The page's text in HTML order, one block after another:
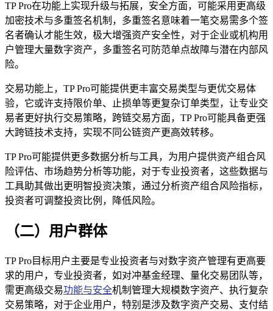
TP Pro在功能上实现升级与拓展，安全方面，可能采用更高级
加密技术与多重签名机制，多重签名意味着一笔交易需多个签
名者确认才能生效，极大增强资产安全性，对于企业或机构用
户管理大量数字资产，多重签名可防范单点故障与潜在内部风
险。
交易功能上，TP Pro可能提供更丰富交易类型与更优交易体
验，它或许支持限价单、止损单等更复杂订单类型，让专业交
易者更好执行交易策略，跨链交易方面，TP Pro可能具备更强
大跨链技术支持，实现不同公链资产更高效转移。
TP Pro可能提供更多数据分析与工具，为用户提供资产组合风
险评估、市场趋势分析等功能，对于专业投资者，这些数据与
工具助其做出更明智投资决策，通过分析资产组合风险指标，
投资者可调整投资比例，降低风险。
（二）用户群体
TP Pro目标用户主要是专业投资者与对数字资产管理有更高要
求的用户，专业投资者，如对冲基金经理、量化交易团队等，
需更高级交易功能与安全机制管理大规模数字资产、执行复杂
交易策略，对于企业用户，特别是涉及数字资产交易、支付结